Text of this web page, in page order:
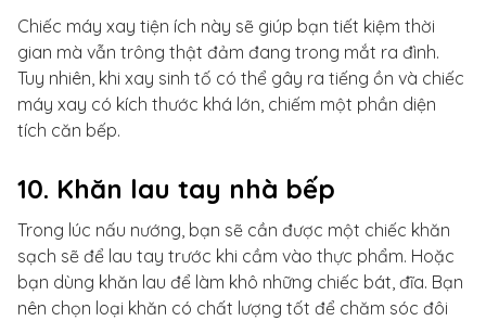
Chiếc máy xay tiện ích này sẽ giúp bạn tiết kiệm thời
gian mà vẫn trông thật đảm đang trong mắt ra đình.
Tuy nhiên, khi xay sinh tố có thể gây ra tiếng ồn và chiếc
máy xay có kích thước khá lớn, chiếm một phần diện
tích căn bếp.
10. Khăn lau tay nhà bếp
Trong lúc nấu nướng, bạn sẽ cần được một chiếc khăn
sạch sẽ để lau tay trước khi cầm vào thực phẩm. Hoặc
bạn dùng khăn lau để làm khô những chiếc bát, đĩa. Bạn
nên chọn loại khăn có chất lượng tốt để chăm sóc đôi